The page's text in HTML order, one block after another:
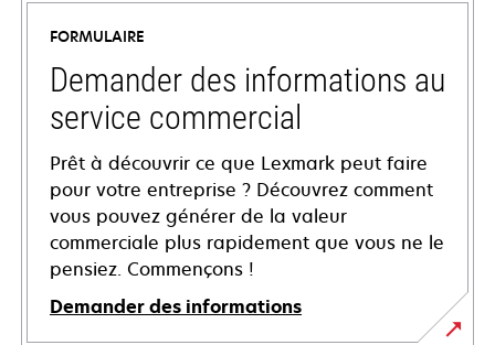
FORMULAIRE
Demander des informations au
service commercial
Prêt à découvrir ce que Lexmark peut faire
pour votre entreprise ? Découvrez comment
vous pouvez générer de la valeur
commerciale plus rapidement que vous ne le
pensiez. Commençons !
Demander des informations